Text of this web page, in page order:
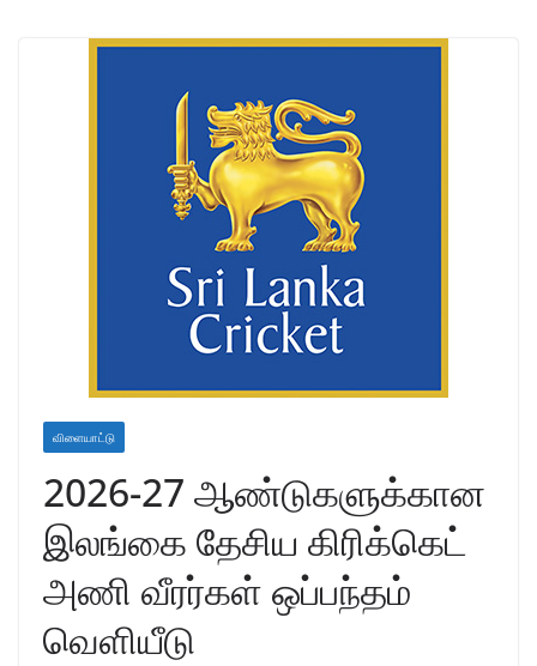
விளையாட்டு
2026-27 ஆண்டுகளுக்கான
இலங்கை தேசிய கிரிக்கெட்
அணி வீரர்கள் ஒப்பந்தம்
வெளியீடு